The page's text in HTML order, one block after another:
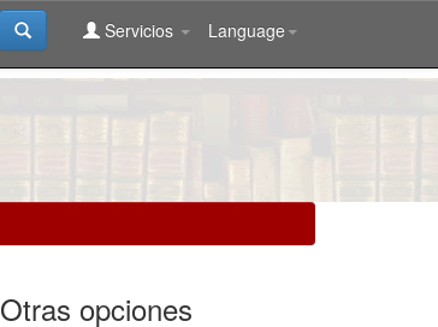
Language
Servicios
Otras opciones